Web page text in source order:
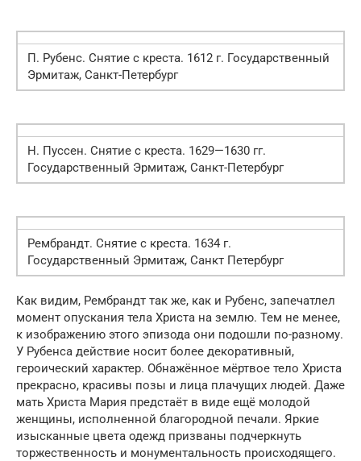
П. Рубенс. Снятие с креста. 1612 г. Государственный
Эрмитаж, Санкт-Петербург
Н. Пуссен. Снятие с креста. 1629—1630 гг.
Государственный Эрмитаж, Санкт-Петербург
Рембрандт. Снятие с креста. 1634 г.
Государственный Эрмитаж, Санкт Петербург
Как видим, Рембрандт так же, как и Рубенс, запе­чатлел
момент опускания тела Христа на землю. Тем не менее,
к изображению этого эпизода они подошли по-разному.
У Рубенса действие носит более декора­тивный,
героический характер. Обнажённое мёртвое тело Христа
прекрасно, красивы позы и лица плачущих людей. Даже
мать Христа Мария предстаёт в виде ещё молодой
женщины, исполненной благородной пе­чали. Яркие
изысканные цвета одежд призваны под­черкнуть
торжественность и монументальность проис­ходящего.